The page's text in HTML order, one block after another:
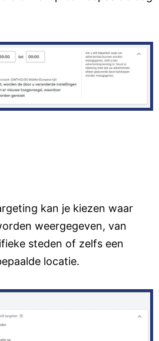
kan je kiezen waar
weergegeven, van
steden of zelfs een
locatie.